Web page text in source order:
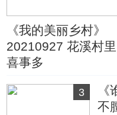
《我的美丽乡村》
20210927 花溪村里
喜事多
3
不